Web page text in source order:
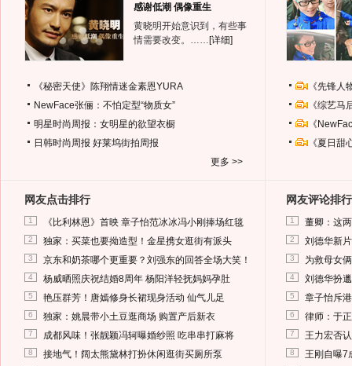
感谢低潮 偶像重生
黄晓明开始意识到，有些事
情需要改变。…… [详细]
《秘密天使》陈翔情迷金素恩YURA
NewFace张俪：不怕定型“物质女”
明星时尚周报：女明星的欲望衣橱
日韩时尚周报 好莱坞街拍周报
更多 >>
《先锋
《综艺
《
《夏日
网友点击排行
1 《比利林恩》首映 章子怡范冰冰冯小刚捧场红毯
2 独家：买菜也要拗造型！金星携女逛街有派头
3 京东和奶茶哪个更重要？刘强东的回答全场大笑！
4 杨威晒照庆祝结婚8周年 杨阳洋轻抚妈妈孕肚
5 艳压群芳！唐嫣修身长裙现身活动 仙气儿足
6 独家：姚晨带小土豆逛商场 购置产后新衣
7 成都风味！张靓颖冯轲曝婚纱照 吃串串打麻将
8 接地气！阔太熊黛林打扮休闲逛街买厕所泵
网友评论排行
1 董卿：这
2 刘德华新
3 为救母女
4 刘德华扮
5 章子怡斥
6 律师：于
7 王力宏否
8 王刚自曝7